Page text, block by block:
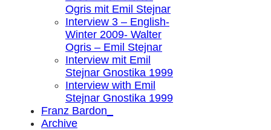
Ogris mit Emil Stejnar
Interview 3 – English-
Winter 2009- Walter
Ogris – Emil Stejnar
Interview mit Emil
Stejnar Gnostika 1999
Interview with Emil
Stejnar Gnostika 1999
Franz Bardon_
Archive